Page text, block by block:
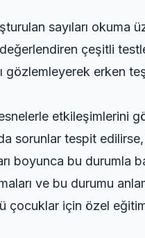
sayıları okuma
değerlendiren çeşitli
gözlemleyerek erken
etkileşimlerini
sorunlar tespit
boyunca bu durumla
ve bu durumu
çocuklar için özel